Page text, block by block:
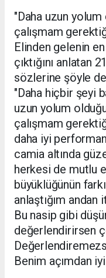
"Daha uzun
çalışmam
Elinden gelenin
çıktığını anlatan
sözlerine şöyle
"Daha hiçbir şeyi
uzun yolum
çalışmam
daha iyi
camia altında
herkesi de mutlu
büyüklüğünün
anlaştığım andan
Bu nasip gibi
değerlendirirsen
Benim açımdan